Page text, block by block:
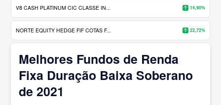
V8 CASH PLATINUM CIC CLASSE IN... 14,90%
NORTE EQUITY HEDGE FIF COTAS F... 22,72%
Melhores Fundos de Renda
Fixa Duração Baixa Soberano
de 2021